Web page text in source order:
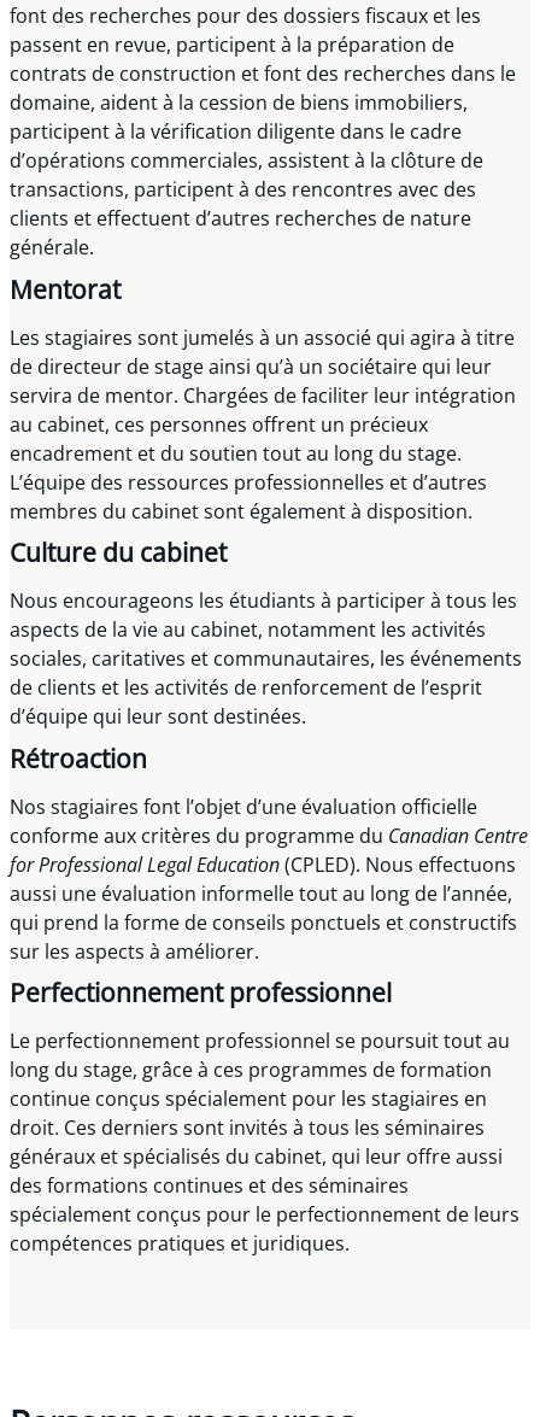
font des recherches pour des dossiers fiscaux et les
passent en revue, participent à la préparation de
contrats de construction et font des recherches dans le
domaine, aident à la cession de biens immobiliers,
participent à la vérification diligente dans le cadre
d’opérations commerciales, assistent à la clôture de
transactions, participent à des rencontres avec des
clients et effectuent d’autres recherches de nature
générale.
Mentorat
Les stagiaires sont jumelés à un associé qui agira à titre
de directeur de stage ainsi qu’à un sociétaire qui leur
servira de mentor. Chargées de faciliter leur intégration
au cabinet, ces personnes offrent un précieux
encadrement et du soutien tout au long du stage.
L’équipe des ressources professionnelles et d’autres
membres du cabinet sont également à disposition.
Culture du cabinet
Nous encourageons les étudiants à participer à tous les
aspects de la vie au cabinet, notamment les activités
sociales, caritatives et communautaires, les événements
de clients et les activités de renforcement de l’esprit
d’équipe qui leur sont destinées.
Rétroaction
Nos stagiaires font l’objet d’une évaluation officielle
conforme aux critères du programme du Canadian Centre
for Professional Legal Education(CPLED). Nous effectuons
aussi une évaluation informelle tout au long de l’année,
qui prend la forme de conseils ponctuels et constructifs
sur les aspects à améliorer.
Perfectionnement professionnel
Le perfectionnement professionnel se poursuit tout au
long du stage, grâce à ces programmes de formation
continue conçus spécialement pour les stagiaires en
droit. Ces derniers sont invités à tous les séminaires
généraux et spécialisés du cabinet, qui leur offre aussi
des formations continues et des séminaires
spécialement conçus pour le perfectionnement de leurs
compétences pratiques et juridiques.